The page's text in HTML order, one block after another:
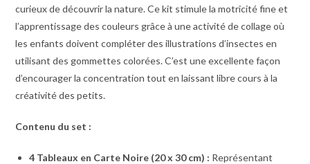
curieux de découvrir la nature. Ce kit stimule la motricité fine et
l’apprentissage des couleurs grâce à une activité de collage où
les enfants doivent compléter des illustrations d’insectes en
utilisant des gommettes colorées. C’est une excellente façon
d’encourager la concentration tout en laissant libre cours à la
créativité des petits.
Contenu du set :
4 Tableaux en Carte Noire (20 x 30 cm) : Représentant